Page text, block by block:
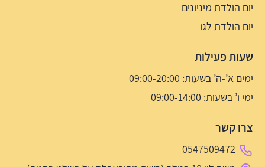
יום הולדת מיניונים
יום הולדת לגו
שעות פעילות
ימים א’-ה’ בשעות: 09:00-20:00
ימי ו’ בשעות: 09:00-14:00
צרו קשר
0547509472